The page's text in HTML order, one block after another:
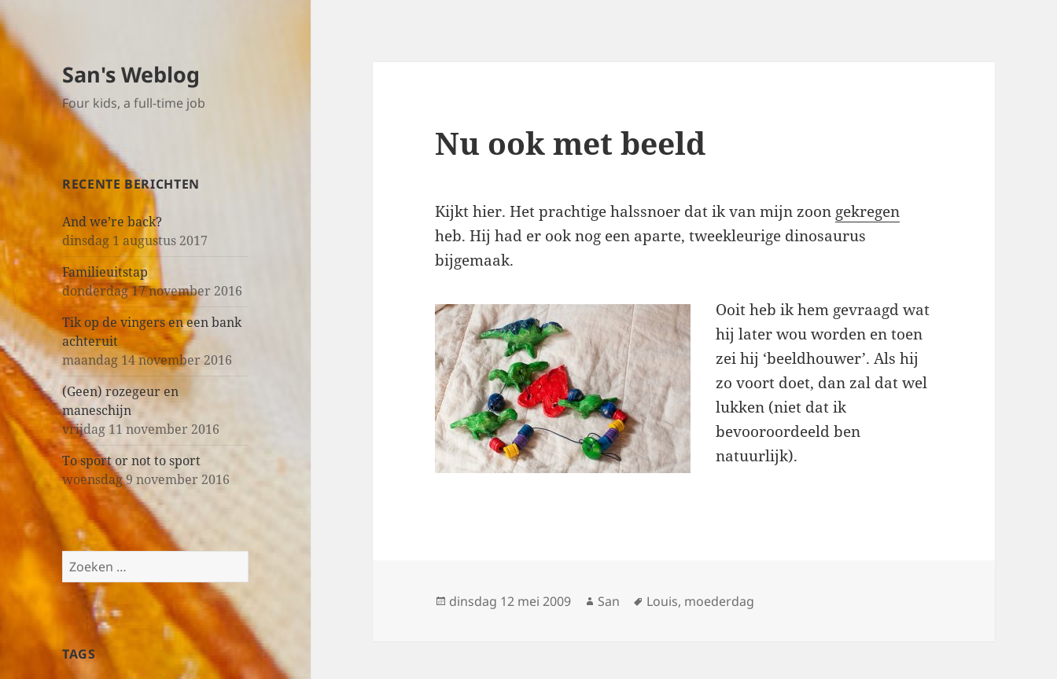
San's Weblog
Four kids, a full-time job
RECENTE BERICHTEN
And we’re back?
dinsdag 1 augustus 2017
Familieuitstap
donderdag 17 november 2016
Tik op de vingers en een bank
achteruit
maandag 14 november 2016
(Geen) rozegeur en
maneschijn
vrijdag 11 november 2016
To sport or not to sport
woensdag 9 november 2016
Z
o
n
TAGS
Nu ook met beeld
Kijkt hier. Het prachtige halssnoer dat ik van mijn zoon gekregen
heb. Hij had er ook nog een aparte, tweekleurige dinosaurus
bijgemaak.
Ooit heb ik hem gevraagd wat
hij later wou worden en toen
zei hij ‘beeldhouwer’. Als hij
zo voort doet, dan zal dat wel
lukken (niet dat ik
bevooroordeeld ben
natuurlijk).
Geplaatst
dinsdag 12 mei 2009 Auteur
San Tags
Louis, moederdag